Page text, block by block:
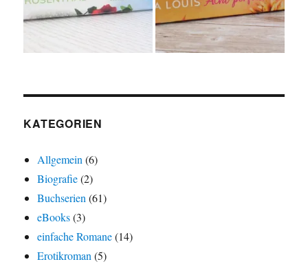
KATEGORIEN
Allgemein (6)
Biografie(2)
Buchserien (61)
eBooks(3)
einfache Romane(14)
Erotikroman (5)